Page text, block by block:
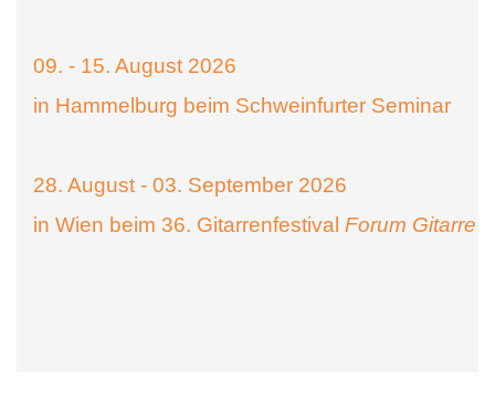
09. - 15. August 2026
in Hammelburg beim Schweinfurter Seminar
28. August - 03. September 2026
in Wien beim 36. Gitarrenfestival Forum Gitarre